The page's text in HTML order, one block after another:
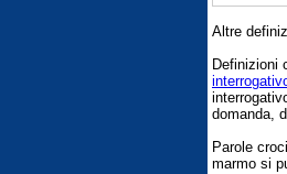
Altre
Definizioni
domanda,
Parole
marmo si